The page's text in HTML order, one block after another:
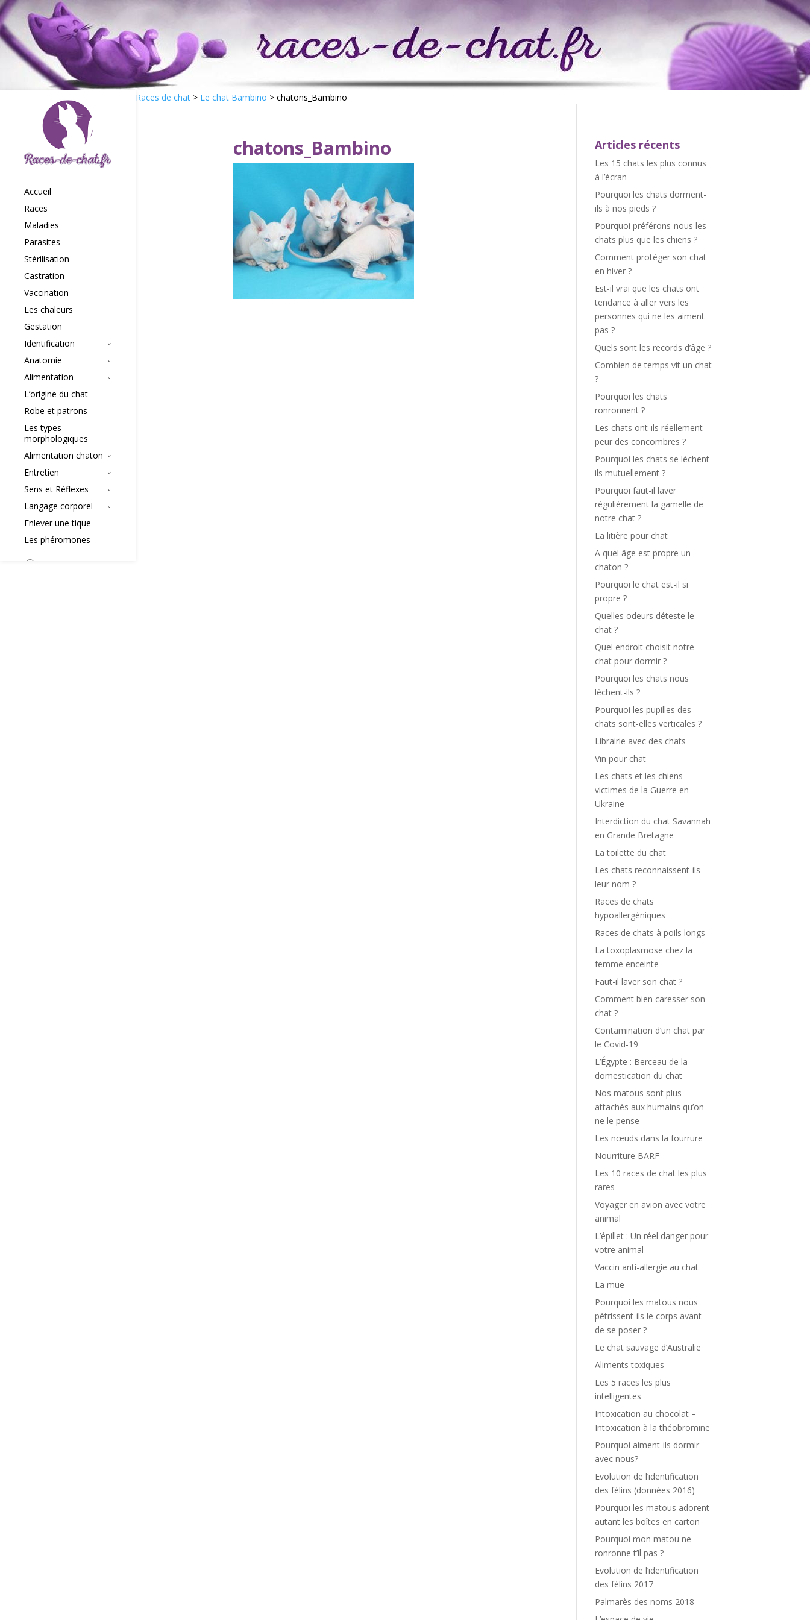
Accueil
Races
Maladies
Parasites
Stérilisation
Castration
Vaccination
Les chaleurs
Gestation
Identification
Anatomie
Alimentation
L’origine du chat
Robe et patrons
Les types
morphologiques
Alimentation chaton
Entretien
Sens et Réflexes
Langage corporel
Enlever une tique
Les phéromones
Races de chat > Le chat Bambino > chatons_Bambino
chatons_Bambino Articles récents
Les 15 chats les plus connus
à l’écran
Pourquoi les chats dorment-
ils à nos pieds ?
Pourquoi préférons-nous les
chats plus que les chiens ?
Comment protéger son chat
en hiver ?
Est-il vrai que les chats ont
tendance à aller vers les
personnes qui ne les aiment
pas ?
Quels sont les records d’âge ?
Combien de temps vit un chat
?
Pourquoi les chats
ronronnent ?
Les chats ont-ils réellement
peur des concombres ?
Pourquoi les chats se lèchent-
ils mutuellement ?
Pourquoi faut-il laver
régulièrement la gamelle de
notre chat ?
La litière pour chat
A quel âge est propre un
chaton ?
Pourquoi le chat est-il si
propre ?
Quelles odeurs déteste le
chat ?
Quel endroit choisit notre
chat pour dormir ?
Pourquoi les chats nous
lèchent-ils ?
Pourquoi les pupilles des
chats sont-elles verticales ?
Librairie avec des chats
Vin pour chat
Les chats et les chiens
victimes de la Guerre en
Ukraine
Interdiction du chat Savannah
en Grande Bretagne
La toilette du chat
Les chats reconnaissent-ils
leur nom ?
Races de chats
hypoallergéniques
Races de chats à poils longs
La toxoplasmose chez la
femme enceinte
Faut-il laver son chat ?
Comment bien caresser son
chat ?
Contamination d’un chat par
le Covid-19
L’Égypte : Berceau de la
domestication du chat
Nos matous sont plus
attachés aux humains qu’on
ne le pense
Les nœuds dans la fourrure
Nourriture BARF
Les 10 races de chat les plus
rares
Voyager en avion avec votre
animal
L’épillet : Un réel danger pour
votre animal
Vaccin anti-allergie au chat
La mue
Pourquoi les matous nous
pétrissent-ils le corps avant
de se poser ?
Le chat sauvage d’Australie
Aliments toxiques
Les 5 races les plus
intelligentes
Intoxication au chocolat –
Intoxication à la théobromine
Pourquoi aiment-ils dormir
avec nous?
Evolution de l’identification
des félins (données 2016)
Pourquoi les matous adorent
autant les boîtes en carton
Pourquoi mon matou ne
ronronne t’il pas ?
Evolution de l’identification
des félins 2017
Palmarès des noms 2018